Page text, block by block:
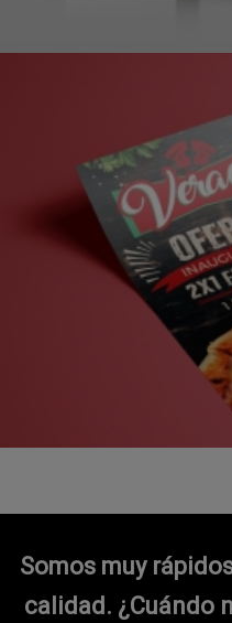
Somos muy
calidad. ¿Cuándo